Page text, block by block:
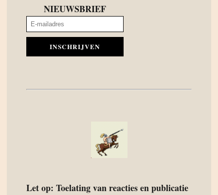
NIEUWSBRIEF
INSCHRIJVEN
Let op: Toelating van reacties en publicatie